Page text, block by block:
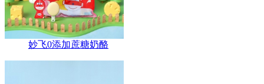
妙飞0添加蔗糖奶酪